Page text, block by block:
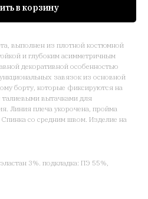
в корзину
выполнен из плотной костюмной
и глубоким асимметричным
декоративной особенностью
завязок из основной
борту, которые фиксируются на
талиевыми вытачками для
Линия плеча укорочена, пройма
со средним швом. Изделие на
3%. подкладка: ПЭ 55%,